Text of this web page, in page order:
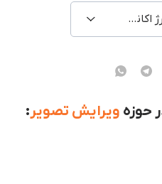
Premium / شارژ اکانت شخصی
حوزه ویرایش تصویر: